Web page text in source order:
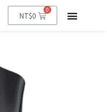
NT$0
0